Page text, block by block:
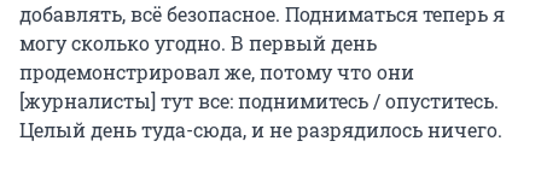
добавлять, всё безопасное. Подниматься теперь я
могу сколько угодно. В первый день
продемонстрировал же, потому что они
[журналисты] тут все: поднимитесь / опуститесь.
Целый день туда-сюда, и не разрядилось ничего.